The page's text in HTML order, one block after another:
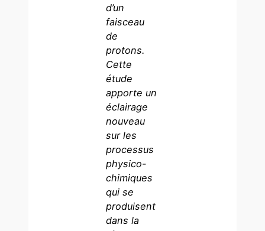
d’un
faisceau
de
protons.
Cette
étude
apporte un
éclairage
nouveau
sur les
processus
physico-
chimiques
qui se
produisent
dans la